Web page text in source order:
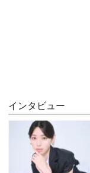
インタビュー